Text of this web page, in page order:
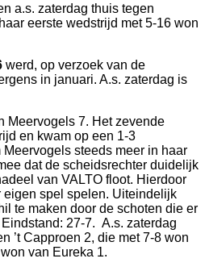
a.s. zaterdag thuis tegen
eerste wedstrijd met 5-16 won
werd, op verzoek van de
in januari. A.s. zaterdag is
Meervogels 7. Het zevende
en kwam op een 1-3
steeds meer in haar
dat de scheidsrechter duidelijk
van VALTO floot. Hierdoor
eigen spel spelen. Uiteindelijk
te maken door de schoten die er
27-7. A.s. zaterdag
’t Capproen 2, die met 7-8 won
van Eureka 1.